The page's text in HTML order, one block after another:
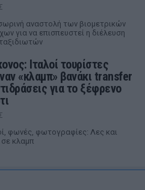
αναστολή των βιομετρικών
για να επισπευστεί η διέλευση
Ιταλοί τουρίστες
«κλαμπ» βανάκι transfer
για το ξέφρενο
φωνές, φωτογραφίες: Λες και
σε κλαμπ